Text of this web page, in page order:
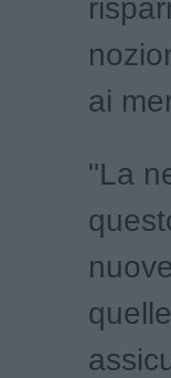
ai
"La